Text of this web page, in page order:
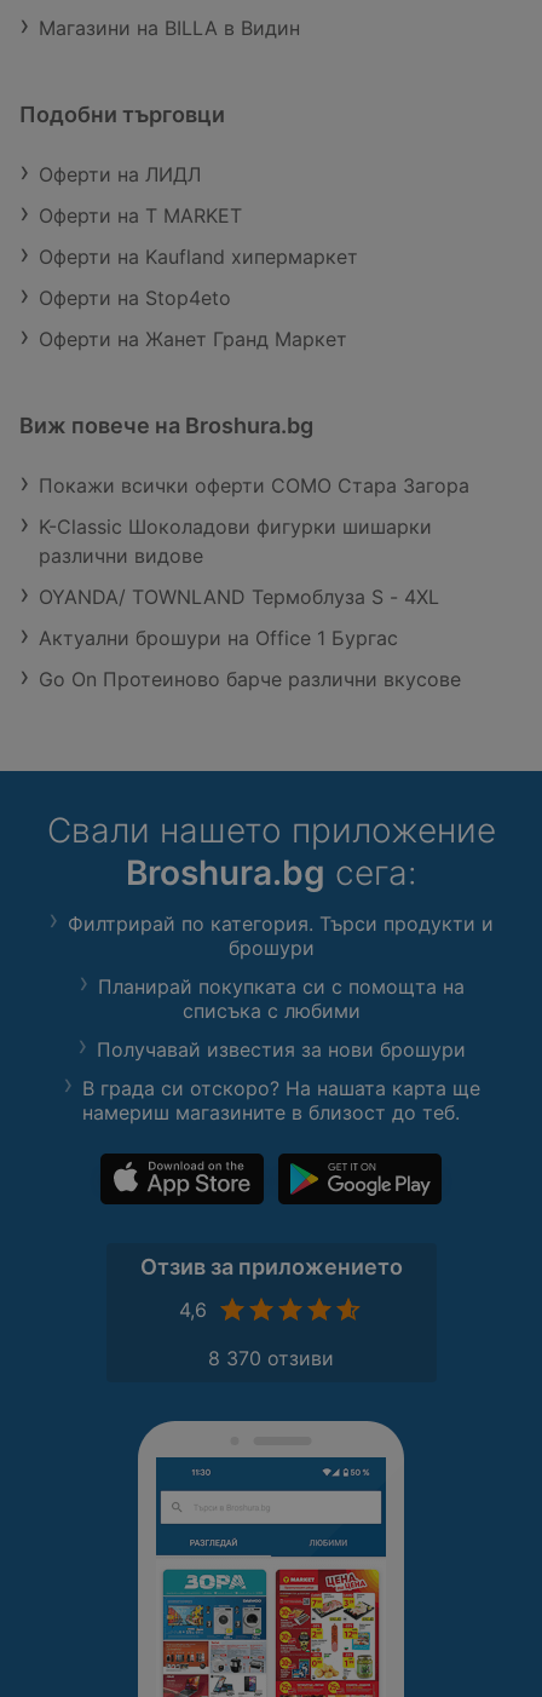
Магазини на BILLA в Видин
Подобни търговци
Оферти на ЛИДЛ
Оферти на T MARKET
Оферти на Kaufland хипермаркет
Оферти на Stop4eto
Оферти на Жанет Гранд Маркет
Виж повече на Broshura.bg
Покажи всички оферти COMO Стара Загора
K-Classic Шоколадови фигурки шишарки
различни видове
OYANDA/ TOWNLAND Термоблуза S - 4XL
Актуални брошури на Office 1 Бургас
Go On Протеиново барче различни вкусове
Свали нашето приложение
Broshura.bg сега:
Филтрирай по категория. Търси продукти и
брошури
Планирай покупката си с помощта на
списъка с любими
Получавай известия за нови брошури
В града си отскоро? На нашата карта ще
намериш магазините в близост до теб.
Отзив за приложението
4,6
8 370 отзиви